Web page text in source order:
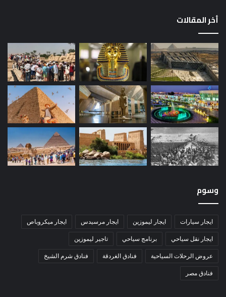
أخر المقالات
وسوم
ايجار سيارات ايجار ليموزين ايجار مرسيدس ايجار ميكروباص
ايجار نقل سياحي برنامج سياحي تاجير ليموزين
عروض الرحلات السياحية فنادق الغردقة فنادق شرم الشيخ
فنادق مصر